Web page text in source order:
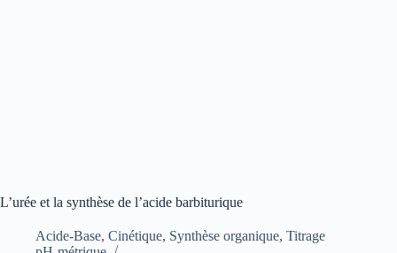
L’urée et la synthèse de l’acide barbiturique
Acide-Base, Cinétique, Synthèse organique, Titrage